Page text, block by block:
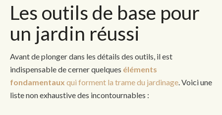
Les outils de base pour
un jardin réussi
Avant de plonger dans les détails des outils, il est
indispensable de cerner quelques éléments
fondamentaux qui forment la trame du jardinage . Voici une
liste non exhaustive des incontournables :